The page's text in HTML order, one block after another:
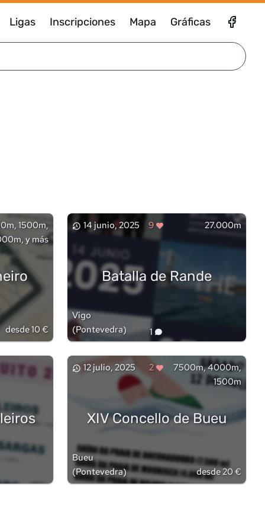
Ligas Inscripciones Mapa Gráficas
1500m,
y más
desde 10 €
14 junio, 2025 9 27.000m
Batalla de Rande
Vigo
(Pontevedra) 1
12 julio, 2025 2
7500m, 4000m,
1500m
XIV Concello de Bueu
Bueu
(Pontevedra) desde 20 €